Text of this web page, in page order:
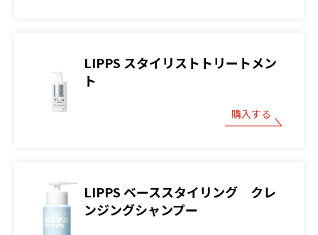
LIPPS スタイリストトリートメン
ト
購入する
LIPPS ベーススタイリング クレ
ンジングシャンプー